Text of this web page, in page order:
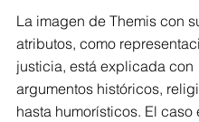
La imagen de Themis con
atributos, como
justicia, está explicada con
argumentos históricos,
hasta humorísticos. El caso